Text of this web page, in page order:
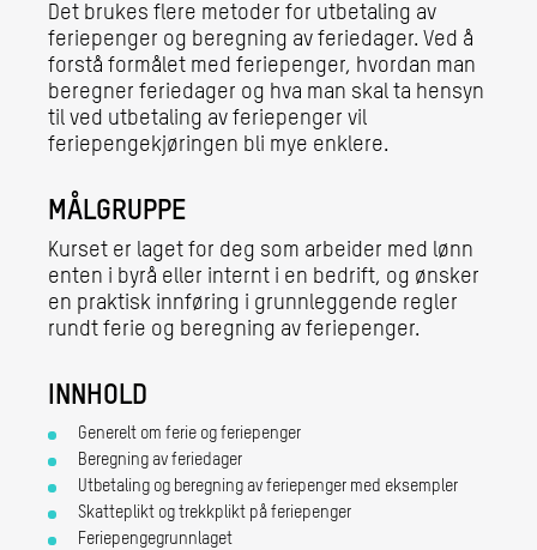
Det brukes flere metoder for utbetaling av
feriepenger og beregning av feriedager. Ved å
forstå formålet med feriepenger, hvordan man
beregner feriedager og hva man skal ta hensyn
til ved utbetaling av feriepenger vil
feriepengekjøringen bli mye enklere.
MÅLGRUPPE
Kurset er laget for deg som arbeider med lønn
enten i byrå eller internt i en bedrift, og ønsker
en praktisk innføring i grunnleggende regler
rundt ferie og beregning av feriepenger.
INNHOLD
Generelt om ferie og feriepenger
Beregning av feriedager
Utbetaling og beregning av feriepenger med eksempler
Skatteplikt og trekkplikt på feriepenger
Feriepengegrunnlaget